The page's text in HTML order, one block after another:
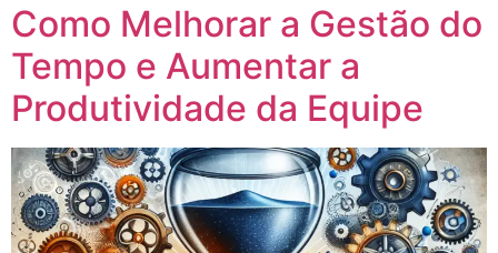
Como Melhorar a Gestão do
Tempo e Aumentar a
Produtividade da Equipe